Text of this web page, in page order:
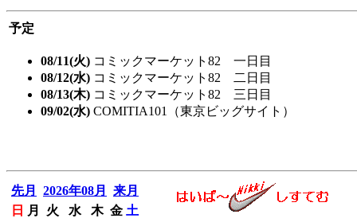
予定
08/11(火) コミックマーケット82 一日目
08/12(水) コミックマーケット82 二日目
08/13(木) コミックマーケット82 三日目
09/02(水) COMITIA101（東京ビッグサイト）
先月 2026年08月
来月
日
月 火 水 木 金 土